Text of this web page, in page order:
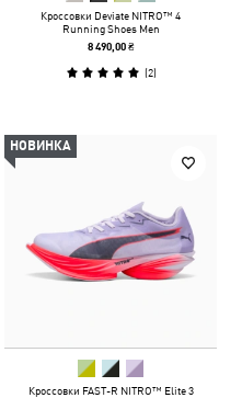
Кроссовки Deviate NITRO™ 4
Running Shoes Men
8 490,00 ₴
(2)
НОВИНКА
Кроссовки FAST-R NITRO™ Elite 3